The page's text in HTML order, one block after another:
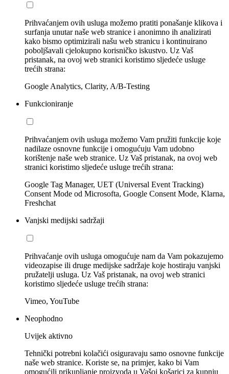
Prihvaćanjem ovih usluga možemo pratiti ponašanje klikova i
surfanja unutar naše web stranice i anonimno ih analizirati
kako bismo optimizirali našu web stranicu i kontinuirano
poboljšavali cjelokupno korisničko iskustvo. Uz Vaš
pristanak, na ovoj web stranici koristimo sljedeće usluge
trećih strana:
Google Analytics, Clarity, A/B-Testing
Funkcioniranje
Prihvaćanjem ovih usluga možemo Vam pružiti funkcije koje
nadilaze osnovne funkcije i omogućuju Vam udobno
korištenje naše web stranice. Uz Vaš pristanak, na ovoj web
stranici koristimo sljedeće usluge trećih strana:
Google Tag Manager, UET (Universal Event Tracking)
Consent Mode od Microsofta, Google Consent Mode, Klarna,
Freshchat
Vanjski medijski sadržaji
Prihvaćanje ovih usluga omogućuje nam da Vam pokazujemo
videozapise ili druge medijske sadržaje koje hostiraju vanjski
pružatelji usluga. Uz Vaš pristanak, na ovoj web stranici
koristimo sljedeće usluge trećih strana:
Vimeo, YouTube
Neophodno
Uvijek aktivno
Tehnički potrebni kolačići osiguravaju samo osnovne funkcije
naše web stranice. Koriste se, na primjer, kako bi Vam
omogućili prikupljanje proizvoda u Vašoj košarici za kupnju